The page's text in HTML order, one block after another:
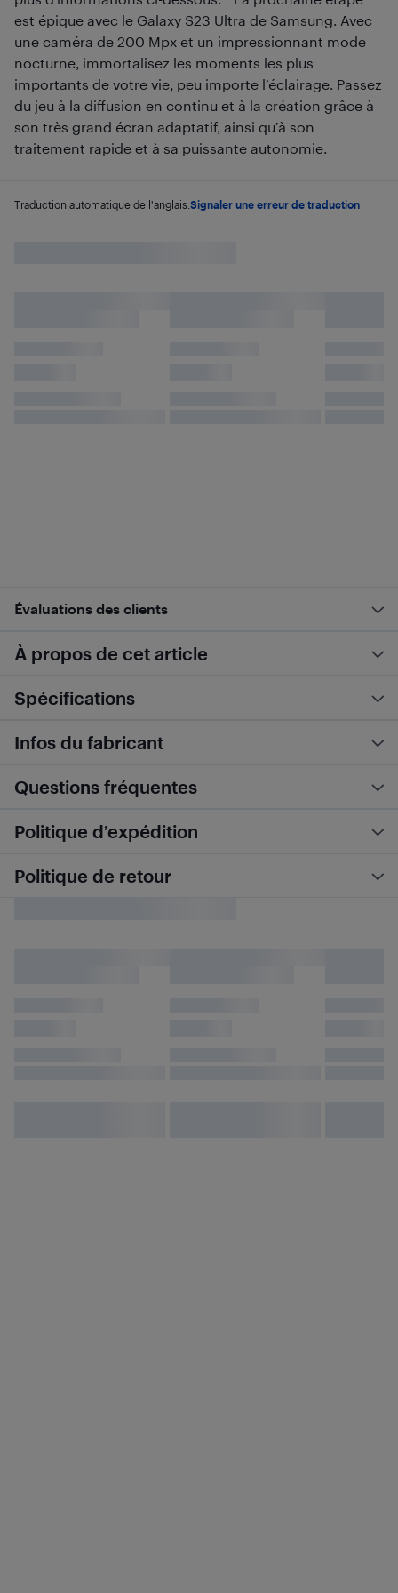
est épique avec le Galaxy S23 Ultra de Samsung. Avec
une caméra de 200 Mpx et un impressionnant mode
nocturne, immortalisez les moments les plus
importants de votre vie, peu importe l’éclairage. Passez
du jeu à la diffusion en continu et à la création grâce à
son très grand écran adaptatif, ainsi qu’à son
traitement rapide et à sa puissante autonomie.
Traduction automatique de l'anglais. Signaler une erreur de traduction
Évaluations des clients
À propos de cet article
Spécifications
Infos du fabricant
Questions fréquentes
Politique d’expédition
Politique de retour